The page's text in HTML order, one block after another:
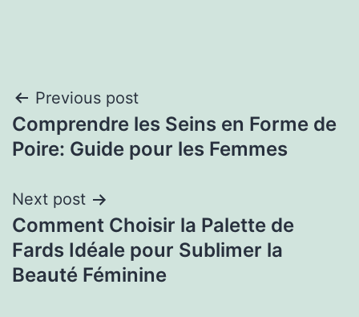
Previous post
Comprendre les Seins en Forme de
Poire: Guide pour les Femmes
Next post
Comment Choisir la Palette de
Fards Idéale pour Sublimer la
Beauté Féminine